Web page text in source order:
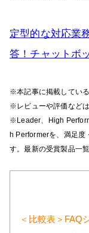
定型的な対応業
答！チャットボ
※本記事に掲載してい
※レビューや評価など
※Leader、High
h Performerを、満足度
す。最新の受賞製品一
＜比較表＞FAQ